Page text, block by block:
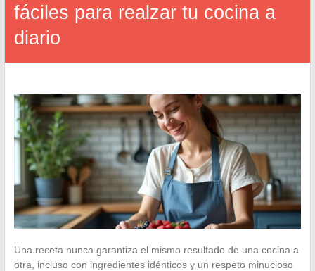
fáciles para realzar tu cocina a
diario
Una receta nunca garantiza el mismo resultado de una cocina a
otra, incluso con ingredientes idénticos y un respeto minucioso